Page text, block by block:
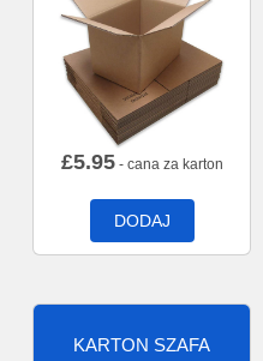
£5.95- cana za karton
DODAJ
KARTON SZAFA